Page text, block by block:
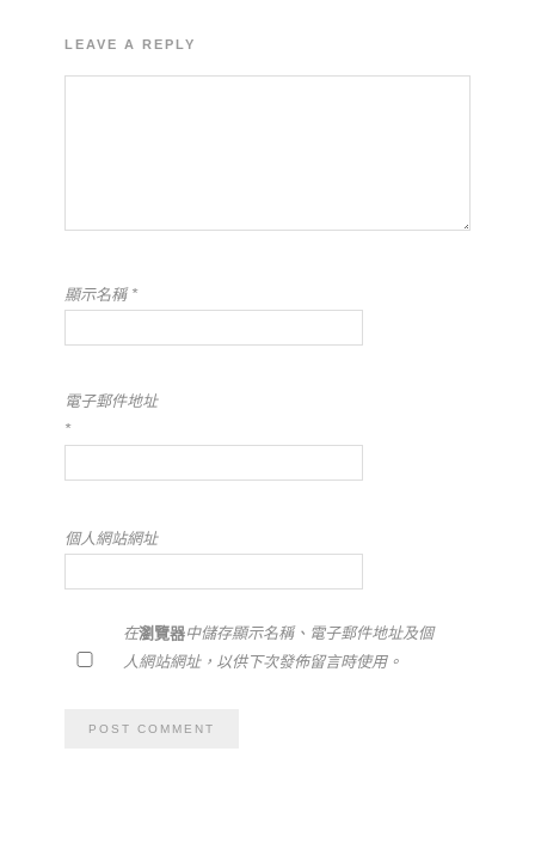
LEAVE A REPLY
顯示名稱 *
電子郵件地址
*
個人網站網址
在瀏覽器中儲存顯示名稱、電子郵件地址及個
人網站網址，以供下次發佈留言時使用。